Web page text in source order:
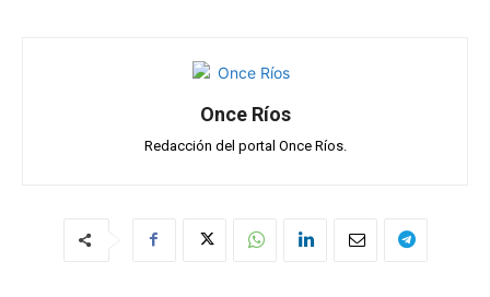
Once Ríos
Redacción del portal Once Ríos.